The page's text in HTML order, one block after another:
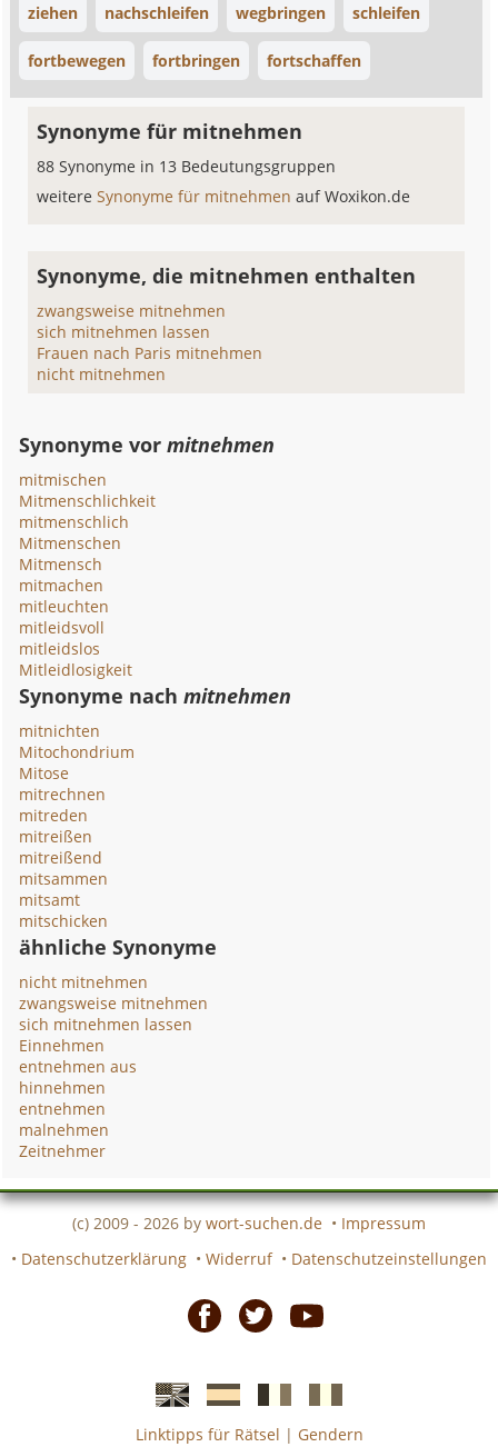
ziehen nachschleifen wegbringen schleifen
fortbewegen fortbringen fortschaffen
Synonyme für mitnehmen
88 Synonyme in 13 Bedeutungsgruppen
weitereSynonyme für mitnehmenauf Woxikon.de
Synonyme, die mitnehmen enthalten
zwangsweise mitnehmen
sich mitnehmen lassen
Frauen nach Paris mitnehmen
nicht mitnehmen
Synonyme vormitnehmen
mitmischen
Mitmenschlichkeit
mitmenschlich
Mitmenschen
Mitmensch
mitmachen
mitleuchten
mitleidsvoll
mitleidslos
Mitleidlosigkeit
Synonyme nachmitnehmen
mitnichten
Mitochondrium
Mitose
mitrechnen
mitreden
mitreißen
mitreißend
mitsammen
mitsamt
mitschicken
ähnliche Synonyme
nicht mitnehmen
zwangsweise mitnehmen
sich mitnehmen lassen
Einnehmen
entnehmen aus
hinnehmen
entnehmen
malnehmen
Zeitnehmer
(c) 2009 - 2026 by wort-suchen.de • Impressum
• Datenschutzerklärung • Widerruf • Datenschutzeinstellungen
EnglischeSpanischefranzösicheitalienische
Linktipps für Rätsel | Gendern